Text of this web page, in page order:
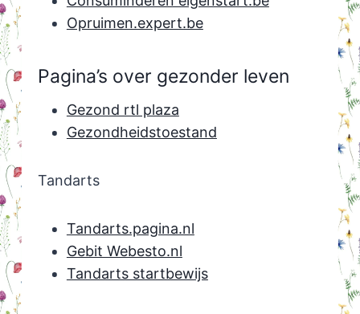
Opruimen.expert.be
Pagina’s over gezonder leven
Gezond rtl plaza
Gezondheidstoestand
Tandarts
Tandarts.pagina.nl
Gebit Webesto.nl
Tandarts startbewijs